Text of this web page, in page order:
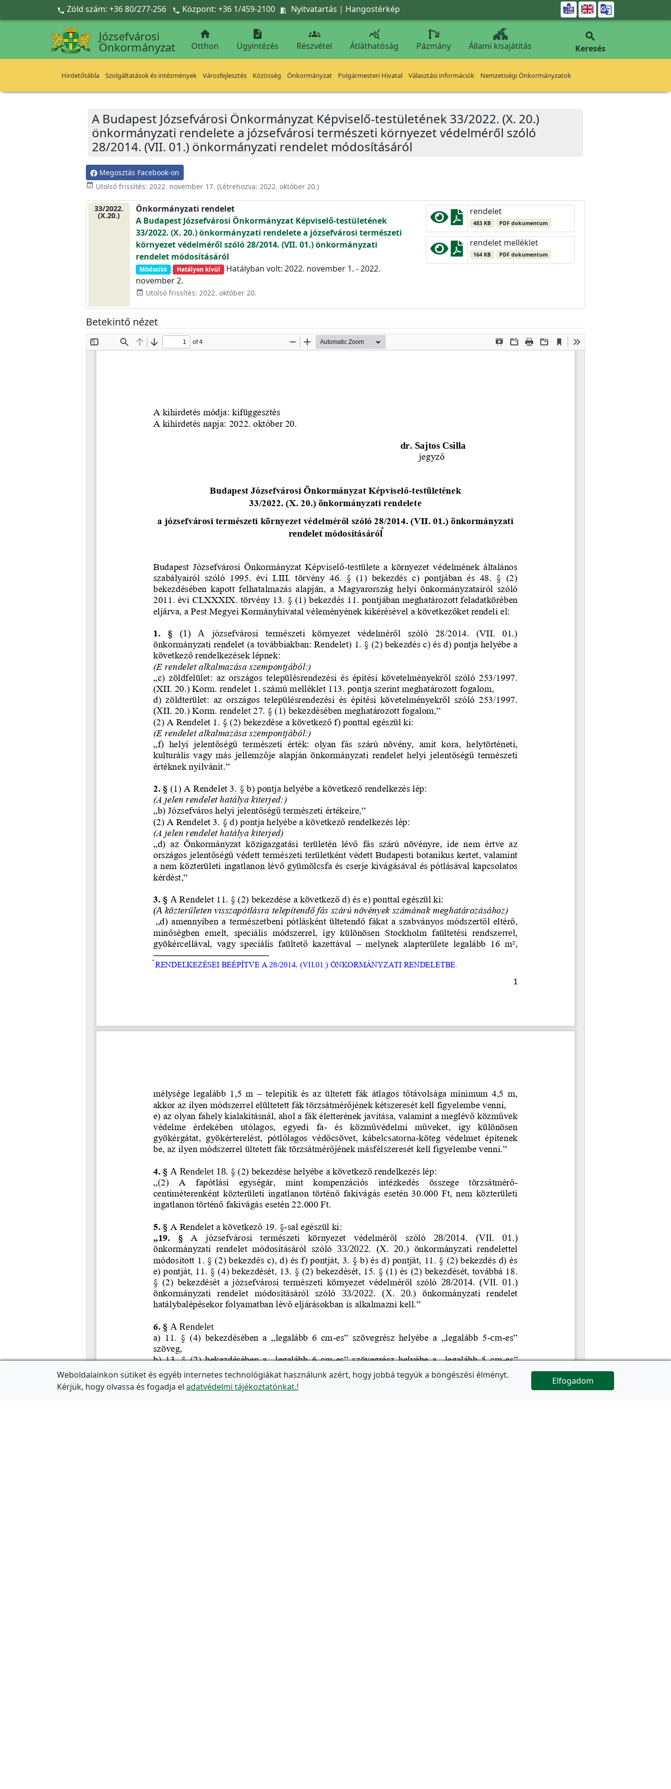
Ugrás a fő tartalomra
 Zöld szám: +36 80/277-256  Központ: +36 1/459-2100  Nyitvatartás | Hangostérkép 
Józsefvárosi
Önkormányzat

Otthon

Ügyintézés

Részvétel

Átláthatóság Pázmány Állami kisajátítás

Keresés
Hirdetőtábla Szolgáltatások és intézmények Városfejlesztés Közösség Önkormányzat Polgármesteri Hivatal Választási információk Nemzetiségi Önkormányzatok
A Budapest Józsefvárosi Önkormányzat Képviselő-testületének 33/2022. (X. 20.)
önkormányzati rendelete a józsefvárosi természeti környezet védelméről szóló
28/2014. (VII. 01.) önkormányzati rendelet módosításáról
Megosztás Facebook-on
event_available Utolsó frissítés: 2022. november 17. (Létrehozva: 2022. október 20.)
33/2022.
(X.20.)
Önkormányzati rendelet
A Budapest Józsefvárosi Önkormányzat Képviselő-testületének
33/2022. (X. 20.) önkormányzati rendelete a józsefvárosi természeti
környezet védelméről szóló 28/2014. (VII. 01.) önkormányzati
rendelet módosításáról
Módosító Hatályon kívül Hatályban volt: 2022. november 1. - 2022.
november 2.
event_available Utolsó frissítés: 2022. október 20.
rendelet
483 KB PDF dokumentum
rendelet melléklet
164 KB PDF dokumentum
Betekintő nézet
Az oldal folytatódik
Weboldalainkon sütiket és egyéb internetes technológiákat használunk azért, hogy jobbá tegyük a böngészési élményt.
Kérjük, hogy olvassa és fogadja el adatvédelmi tájékoztatónkat.!
Elfogadom